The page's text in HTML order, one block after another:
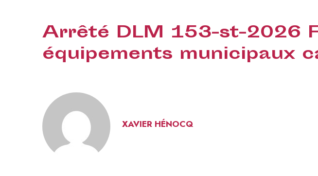
Arrêté DLM 153-st-2026
équipements municipaux
XAVIER HÉNOCQ